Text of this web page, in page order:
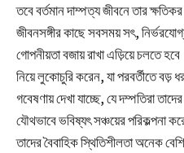
তবে বর্তমান দাম্পত্য জীবনে তার
জীবনসঙ্গীর কাছে সবসময় সৎ,
গোপনীয়তা বজায় রাখা এড়িয়ে চলতে হবে
নিয়ে লুকোচুরি করেন, যা পরবর্তীতে
গবেষণায় দেখা যাচ্ছে, যে দম্পতিরা
যৌথভাবে ভবিষ্যৎ সঞ্চয়ের
তাদের বৈবাহিক স্থিতিশীলতা অনেক